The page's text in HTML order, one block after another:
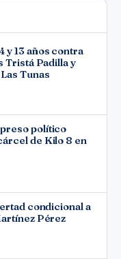
y 13 años contra
Tristá Padilla y
Tunas
político
de Kilo 8 en
condicional a
Pérez